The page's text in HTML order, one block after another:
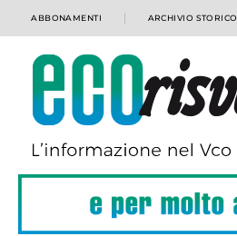
ABBONAMENTI ARCHIVIO STORICO